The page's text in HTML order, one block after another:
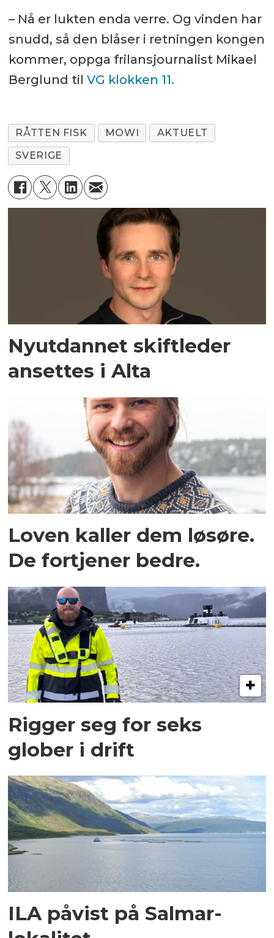
– Nå er lukten enda verre. Og vinden har
snudd, så den blåser i retningen kongen
kommer, oppga frilansjournalist Mikael
Berglund til VG klokken 11.
RÅTTEN FISK MOWI
AKTUELT
SVERIGE
Nyutdannet skiftleder
ansettes i Alta
Loven kaller dem løsøre.
De fortjener bedre.
Rigger seg for seks
glober i drift
ILA påvist på Salmar-